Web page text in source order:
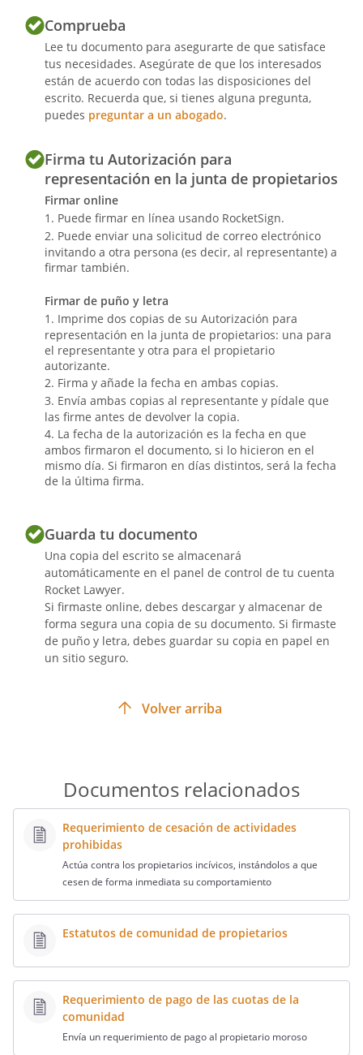
Comprueba
Lee tu documento para asegurarte de que satisface
tus necesidades. Asegúrate de que los interesados
están de acuerdo con todas las disposiciones del
escrito. Recuerda que, si tienes alguna pregunta,
puedes preguntar a un abogado.
Firma tu Autorización para
representación en la junta de propietarios
Firmar online
Puede firmar en línea usando RocketSign.
Puede enviar una solicitud de correo electrónico
invitando a otra persona (es decir, al representante) a
firmar también.
Firmar de puño y letra
Imprime dos copias de su Autorización para
representación en la junta de propietarios: una para
el representante y otra para el propietario
autorizante.
Firma y añade la fecha en ambas copias.
Envía ambas copias al representante y pídale que
las firme antes de devolver la copia.
La fecha de la autorización es la fecha en que
ambos firmaron el documento, si lo hicieron en el
mismo día. Si firmaron en días distintos, será la fecha
de la última firma.
Guarda tu documento
Una copia del escrito se almacenará
automáticamente en el panel de control de tu cuenta
Rocket Lawyer.
Si firmaste online, debes descargar y almacenar de
forma segura una copia de su documento. Si firmaste
de puño y letra, debes guardar su copia en papel en
un sitio seguro.
Volver arriba
Documentos relacionados
Requerimiento de cesación de actividades
prohibidas
Actúa contra los propietarios incívicos, instándolos a que
cesen de forma inmediata su comportamiento
Estatutos de comunidad de propietarios
Requerimiento de pago de las cuotas de la
comunidad
Envía un requerimiento de pago al propietario moroso